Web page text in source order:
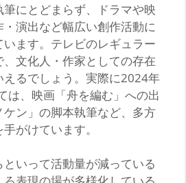
にとどまらず、ドラマや映
演出など幅広い創作活動に
ます。テレビのレギュラー
文化人・作家としての存在
えるでしょう。実際に2024年
は、映画「舟を編む」への出
ン」の脚本執筆など、多方
がけています。
いって活動量が減っている